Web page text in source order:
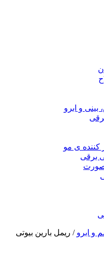
و ابرو
کننده ی مو
برقی
صورت
و ابرو / ریمل بارین بیوتی